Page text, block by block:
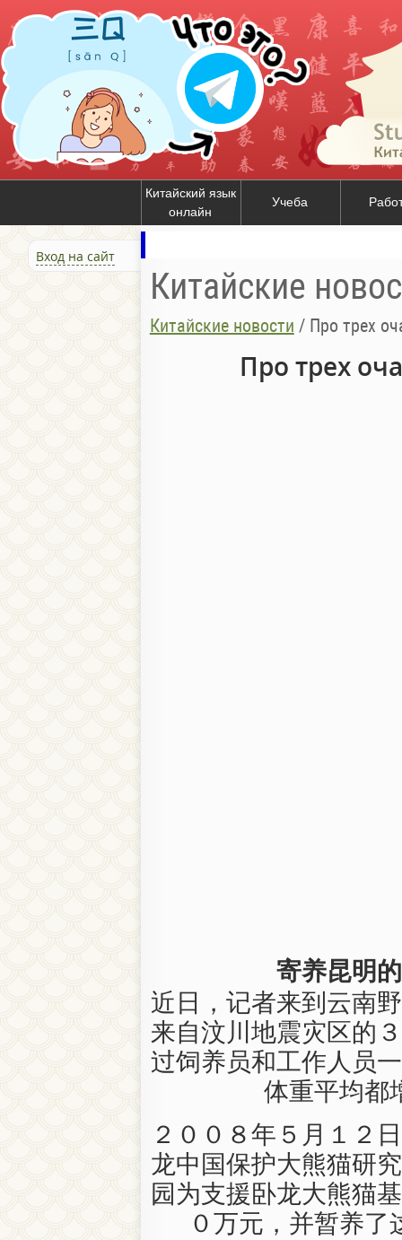
Китайский язык
онлайн
Учеба
Вход на сайт
Китайские
Китайские новости / Про трех
Про трех
寄养昆明
近日，记者来到云南
来自汶川地震灾区的
过饲养员和工作人员
体重平均都
２００８年５月１２
龙中国保护大熊猫研
园为支援卧龙大熊猫
０万元，并暂养